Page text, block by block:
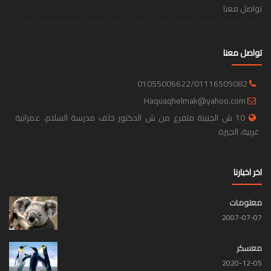
تواصل معنا
تواصل معنا
01055006622/01116505082
Haquaqhelmak@yahoo.com
10 ش الجنينة متفرع من ش الدكتور خلف مدرسة السلام، عمرانية
غربية، الجيزة
اخر اخبارنا
معلومات
2007-07-07
معسكر
2020-12-05